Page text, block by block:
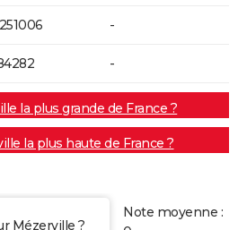
-
-
la plus grande de France ?
la plus haute de France ?
Mézerville ?
Note moyenne :